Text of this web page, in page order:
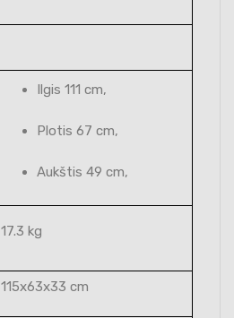
Ilgis 111 cm,
Plotis 67 cm,
Aukštis 49 cm,
17.3 kg
115x63x33 cm